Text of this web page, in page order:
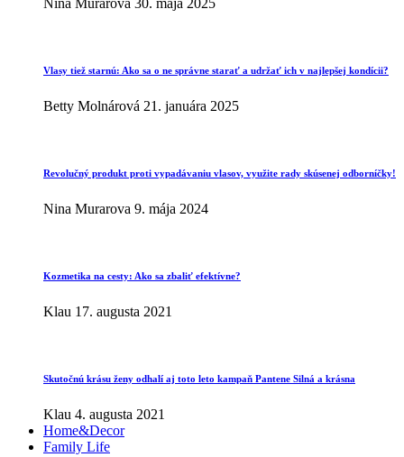
Vlasy tiež starnú: Ako sa o ne správne starať a udržať ich v najlepšej kondícii?
Betty Molnárová 21. januára 2025
Revolučný produkt proti vypadávaniu vlasov, využite rady skúsenej odborníčky!
Nina Murarova 9. mája 2024
Kozmetika na cesty: Ako sa zbaliť efektívne?
Klau 17. augusta 2021
Skutočnú krásu ženy odhalí aj toto leto kampaň Pantene Silná a krásna
Klau 4. augusta 2021
Home&Decor
Family Life